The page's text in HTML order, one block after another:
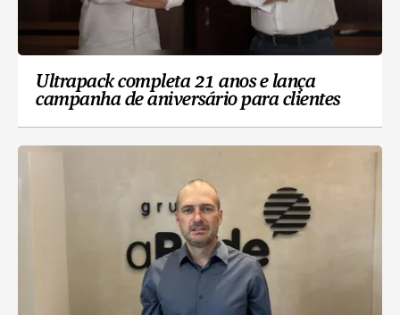
Ultrapack completa 21 anos e lança
campanha de aniversário para clientes